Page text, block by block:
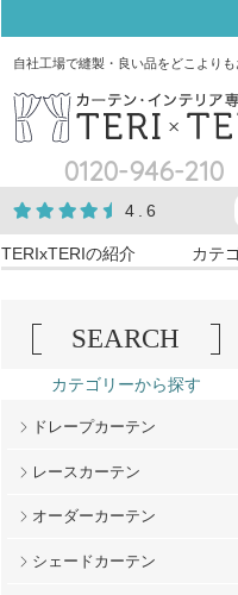
自社工場で縫製・良い品をどこより
0120-946-210
4.6
TERIxTERIの紹介 カテ
SEARCH
カテゴリーから探す
ドレープカーテン
レースカーテン
オーダーカーテン
シェードカーテン